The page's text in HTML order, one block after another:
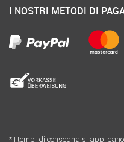
I NOSTRI METODI DI
* I tempi di consegna si